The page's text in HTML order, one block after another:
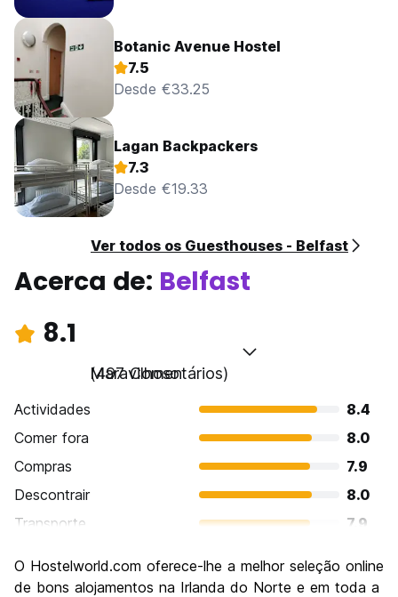
Botanic Avenue Hostel
7.5
Desde €33.25
Lagan Backpackers
7.3
Desde €19.33
Ver todos os Guesthouses - Belfast
Acerca de: Belfast
8.1
Maravilhoso
(497 Comentários)
Actividades
8.4
Comer fora
8.0
Compras
7.9
Descontrair
8.0
Transporte
7.9
Cultura
8.5
O Hostelworld.com oferece-lhe a melhor seleção online
de bons alojamentos na Irlanda do Norte e em toda a